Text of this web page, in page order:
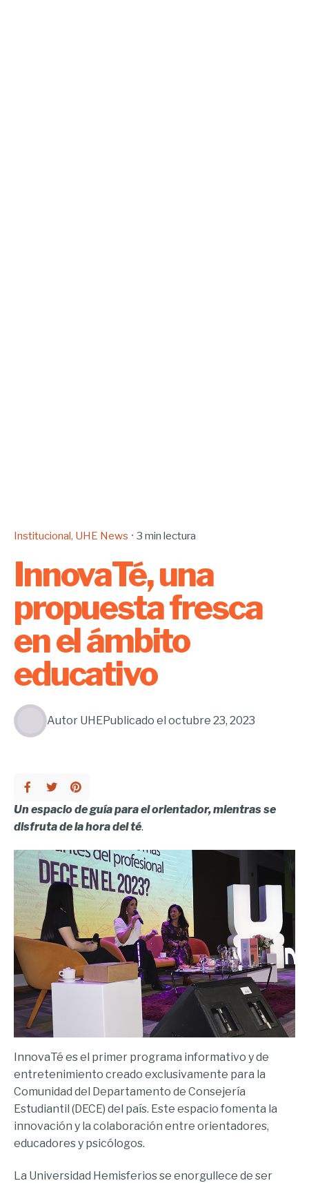
Institucional UHE News 3 min lectura
InnovaTé, una
propuesta fresca
en el ámbito
educativo
Autor UHEPublicado el octubre 23, 2023
Un espacio de guía para el orientador, mientras se
disfruta de la hora del té.
InnovaTé es el primer programa informativo y de
entretenimiento creado exclusivamente para la
Comunidad del Departamento de Consejería
Estudiantil (DECE) del país. Este espacio fomenta la
innovación y la colaboración entre orientadores,
educadores y psicólogos.
La Universidad Hemisferios se enorgullece de ser